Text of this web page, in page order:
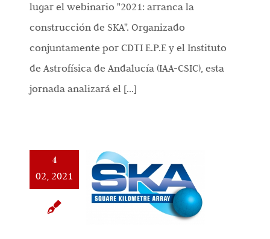
lugar el webinario "2021: arranca la
construcción de SKA". Organizado
conjuntamente por CDTI E.P.E y el Instituto
de Astrofísica de Andalucía (IAA-CSIC), esta
jornada analizará el [...]
4
02, 2021